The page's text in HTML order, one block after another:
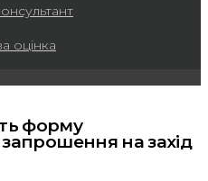
оцінка
форму
на захід